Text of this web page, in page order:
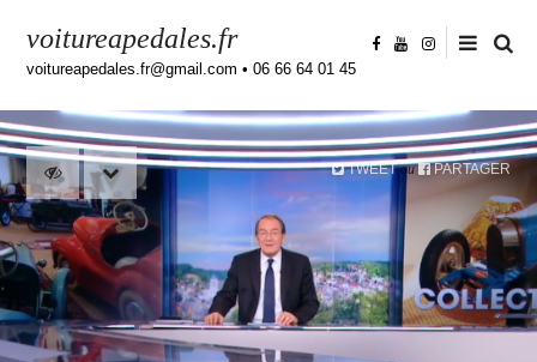
voitureapedales.fr
voitureapedales.fr@gmail.com • 06 66 64 01 45
TWEET ou PARTAGER